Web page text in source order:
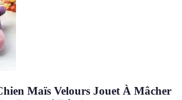
Maïs Velours Jouet À Mâcher